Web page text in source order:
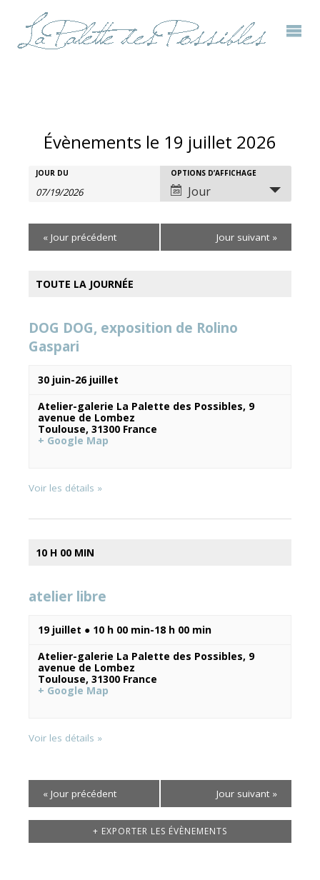
Évènements le 19 juillet 2026
Recherche
navigation
de
vues
Évènements
Rechercher
JOUR DU
Navigation
de
vues
OPTIONS D’AFFICHAGE
Jour
« Jour précédent Jour suivant »
TOUTE LA JOURNÉE
DOG DOG, exposition de Rolino
Gaspari
30 juin-26 juillet
Atelier-galerie La Palette des Possibles, 9
avenue de Lombez
Toulouse, 31300 France
+ Google Map
Voir les détails »
10 H 00 MIN
atelier libre
19 juillet ● 10 h 00 min-18 h 00 min
Atelier-galerie La Palette des Possibles, 9
avenue de Lombez
Toulouse, 31300 France
+ Google Map
Voir les détails »
« Jour précédent Jour suivant »
+ EXPORTER LES ÉVÈNEMENTS